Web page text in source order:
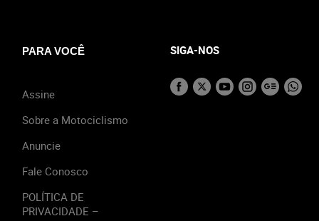
PARA VOCÊ
Assine
Sobre a Motociclismo
Anuncie
Fale Conosco
POLÍTICA DE
PRIVACIDADE –
SIGA-NOS